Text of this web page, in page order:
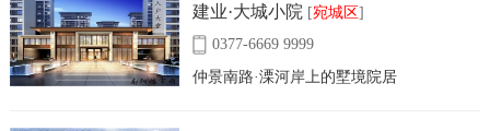
建业·大城小院 [宛城区]
0377-6669 9999
仲景南路·溧河岸上的墅境院居